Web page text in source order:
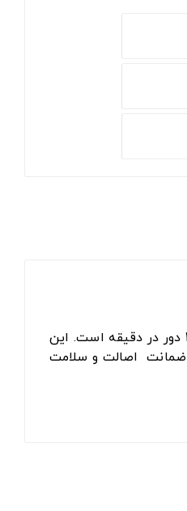
۷۲۰ وات و سرعت آن در حال بی باری 800-2800 دور در دقیقه است. این
دستگاه ۲.۵ کیلوگرم است. اره عمود بر ماکیتا ضمانت اصالت و سلامت